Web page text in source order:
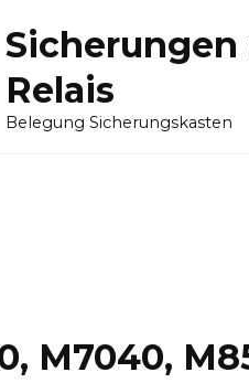
Sicherungen
Relais
Belegung Sicherungskasten
M7040,